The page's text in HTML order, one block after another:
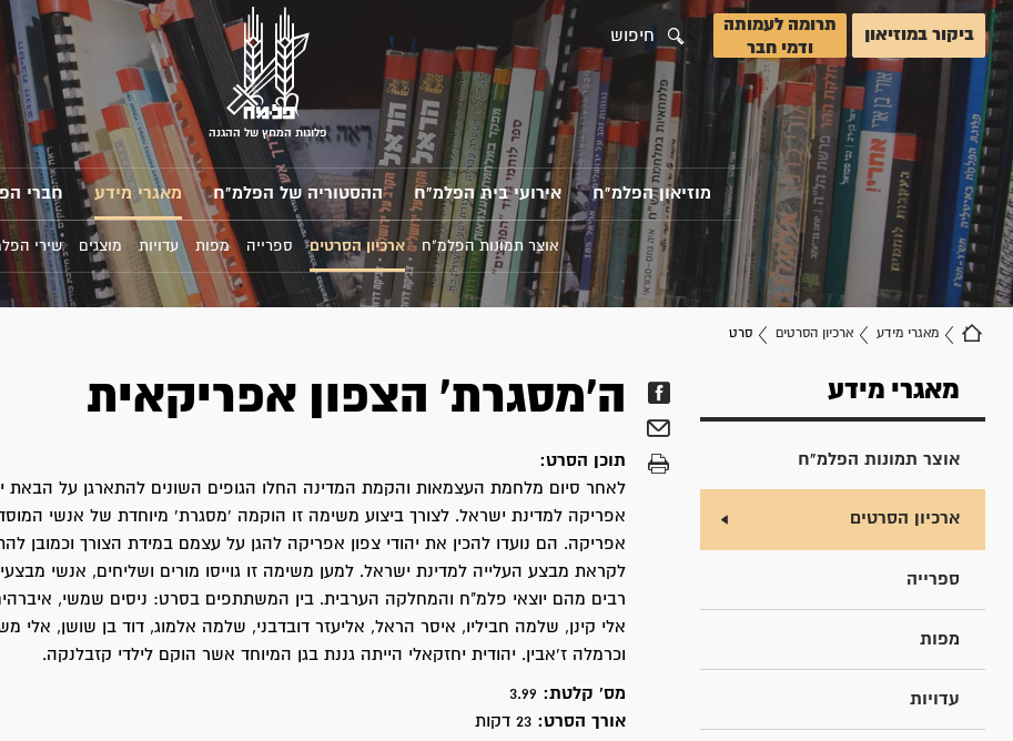
ביקור במוזיאון
תרומה לעמותה
ודמי חבר
חיפוש
פלוגות המחץ של ההגנה
מוזיאון הפלמ"ח אירועי בית הפלמ"ח ההסטוריה של הפלמ"ח מאגרי מידע חברי
אוצר תמונות הפלמ"ח ארכיון הסרטים ספרייה מפות עדויות מוצגים שירי
מאגרי מידע ארכיון הסרטים סרט
מאגרי מידע
אוצר תמונות הפלמ"ח
ארכיון הסרטים
ספרייה
מפות
עדויות
ה'מסגרת' הצפון אפריקאית
תוכן הסרט:
לאחר סיום מלחמת העצמאות והקמת המדינה החלו הגופים השונים להתארגן על הבאת
אפריקה למדינת ישראל. לצורך ביצוע משימה זו הוקמה 'מסגרת' מיוחדת של אנשי
אפריקה. הם נועדו להכין את יהודי צפון אפריקה להגן על עצמם במידת הצורך וכמובן
לקראת מבצע העלייה למדינת ישראל. למען משימה זו גוייסו מורים ושליחים, אנשי
רבים מהם יוצאי פלמ"ח והמחלקה הערבית. בין המשתתפים בסרט: ניסים שמשי,
אלי קינן, שלמה חביליו, איסר הראל, אליעזר דובדבני, שלמה אלמוג, דוד בן שושן, אלי
וכרמלה ז'אבין. יהודית יחזקאלי הייתה גננת בגן המיוחד אשר הוקם לילדי קזבלנקה.
מס' קלטת:
אורך הסרט: